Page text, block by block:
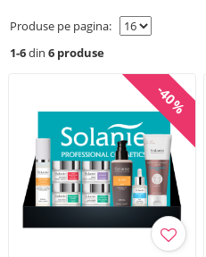
Produse pe pagina:
1-6din 6 produse
-40%